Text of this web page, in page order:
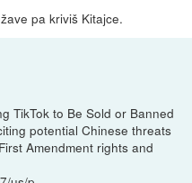
pa kriviš Kitajce.
TikTok to Be Sold or Banned
potential Chinese threats
Amendment rights and